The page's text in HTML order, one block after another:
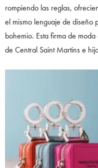
rompiendo las reglas,
el mismo lenguaje de diseño
bohemio. Esta firma de
de Central Saint Martins e